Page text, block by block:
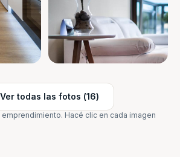
Ver todas las fotos (16)
Hacé clic en cada imagen